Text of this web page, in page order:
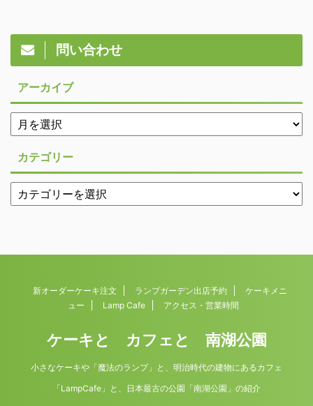
問い合わせ
アーカイブ
カテゴリー
新オーダーケーキ注文 ランプガーデン出店予約
ケーキメニ
ュー
Lamp Cafe アクセス・営業時間
ケーキと カフェと 南湖公園
小さなケーキや「魔法のランプ」と、明治時代の建物にあるカフェ
「LampCafe」と、日本最古の公園「南湖公園」の紹介